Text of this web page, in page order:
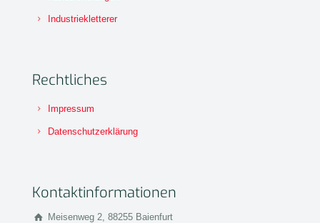
Industriekletterer
Rechtliches
Impressum
Datenschutzerklärung
Kontaktinformationen
Meisenweg 2, 88255 Baienfurt